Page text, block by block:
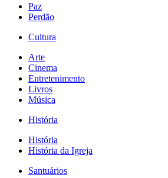
Paz
Perdão
Cultura
Arte
Cinema
Entretenimento
Livros
Música
História
História
História da Igreja
Santuários